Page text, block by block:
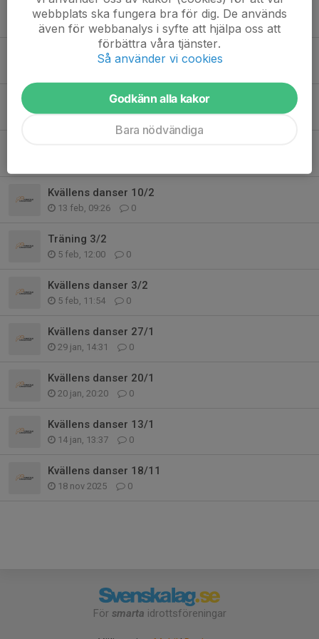
Kvällens danser 10/3
12 mar, 12:31 0
Kvällens danser 3/3
Kvällens danser 24/2
24 feb, 19:30 2
Kvällens danser 10/2
13 feb, 09:26 0
Träning 3/2
5 feb, 12:00 0
Kvällens danser 3/2
5 feb, 11:54 0
Kvällens danser 27/1
29 jan, 14:31 0
Kvällens danser 20/1
20 jan, 20:20 0
Kvällens danser 13/1
14 jan, 13:37 0
Kvällens danser 18/11
18 nov 2025 0
För smarta idrottsföreningar
webbplats ska fungera bra för dig. De används
även för webbanalys i syfte att hjälpa oss att
förbättra våra tjänster.
Så använder vi cookies
Godkänn alla kakor
Bara nödvändiga